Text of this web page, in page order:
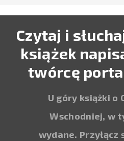
Czytaj i
książek
twórcę
U góry książki o
Wschodniej, w
wydane. Przyłącz